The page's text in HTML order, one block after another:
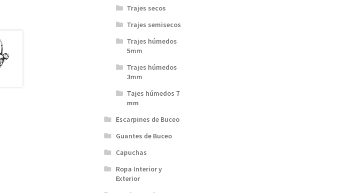
Trajes secos
Trajes semisecos
Trajes húmedos
5mm
Trajes húmedos
3mm
Tajes húmedos 7
mm
Escarpines de Buceo
Guantes de Buceo
Capuchas
Ropa Interior y
Exterior